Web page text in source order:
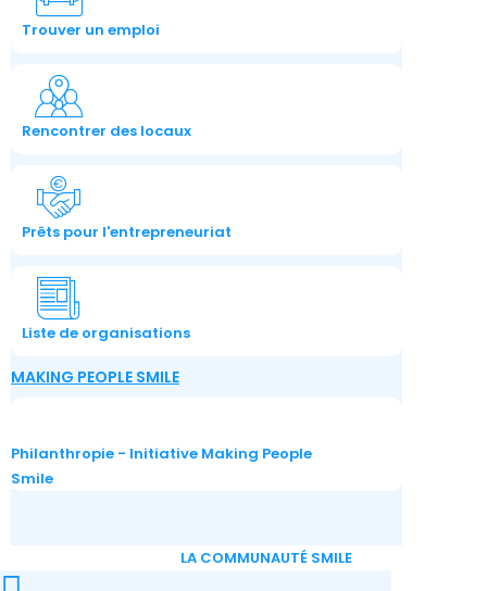
Trouver un emploi
Rencontrer des locaux
Prêts pour l'entrepreneuriat
Liste de organisations
MAKING PEOPLE SMILE
Philanthropie - Initiative Making People
Smile
LA COMMUNAUTÉ SMILE